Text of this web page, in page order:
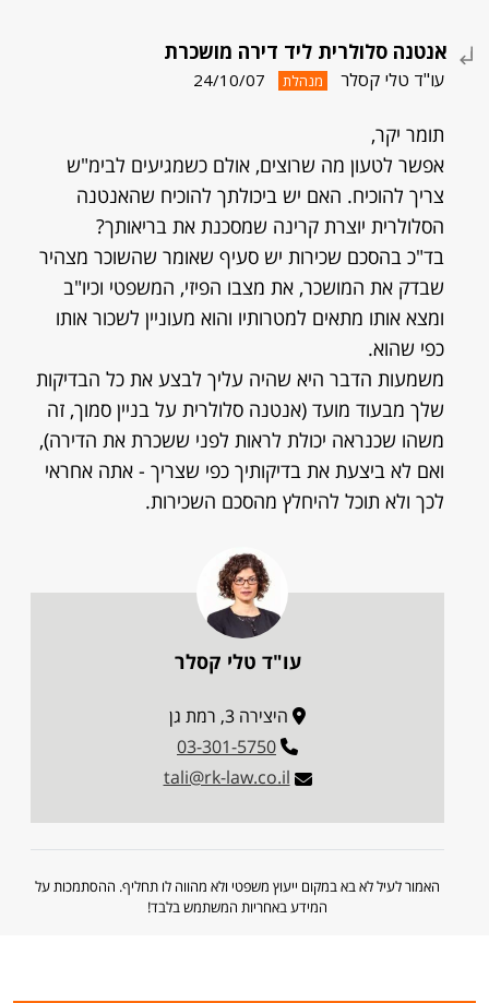
אנטנה סלולרית ליד דירה מושכרת
עו"ד טלי קסלר מנהלת 24/10/07
תומר יקר,
אפשר לטעון מה שרוצים, אולם כשמגיעים לבימ"ש
צריך להוכיח. האם יש ביכולתך להוכיח שהאנטנה
הסלולרית יוצרת קרינה שמסכנת את בריאותך?
בד"כ בהסכם שכירות יש סעיף שאומר שהשוכר מצהיר
שבדק את המושכר, את מצבו הפיזי, המשפטי וכיו"ב
ומצא אותו מתאים למטרותיו והוא מעוניין לשכור אותו
כפי שהוא.
משמעות הדבר היא שהיה עליך לבצע את כל הבדיקות
שלך מבעוד מועד (אנטנה סלולרית על בניין סמוך, זה
משהו שכנראה יכולת לראות לפני ששכרת את הדירה),
ואם לא ביצעת את בדיקותיך כפי שצריך - אתה אחראי
לכך ולא תוכל להיחלץ מהסכם השכירות.
עו"ד טלי קסלר
היצירה 3, רמת גן
03-301-5750
tali@rk-law.co.il
האמור לעיל לא בא במקום ייעוץ משפטי ולא מהווה לו תחליף. ההסתמכות על
המידע באחריות המשתמש בלבד!